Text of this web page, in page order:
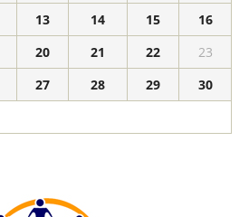
13 14 15
16
20 21 22
23
27 28 29
30